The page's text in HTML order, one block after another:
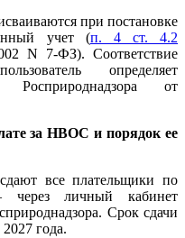
при постановке
учет (п. 4 ст. 4.2
N 7-ФЗ). Соответствие
определяет
от
за НВОС и порядок ее
все плательщики по
личный кабинет
Срок сдачи
года.